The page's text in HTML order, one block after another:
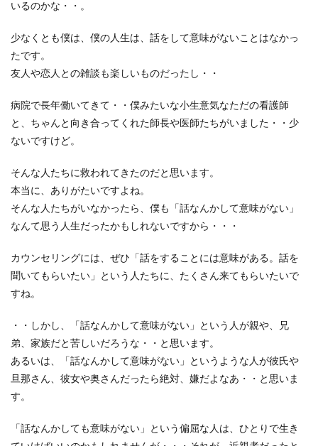
いるのかな・・。
少なくとも僕は、僕の人生は、話をして意味がないことはなかっ
たです。
友人や恋人との雑談も楽しいものだったし・・
病院で長年働いてきて・・僕みたいな小生意気なただの看護師
と、ちゃんと向き合ってくれた師長や医師たちがいました・・少
ないですけど。
そんな人たちに救われてきたのだと思います。
本当に、ありがたいですよね。
そんな人たちがいなかったら、僕も「話なんかして意味がない」
なんて思う人生だったかもしれないですから・・・
カウンセリングには、ぜひ「話をすることには意味がある。話を
聞いてもらいたい」という人たちに、たくさん来てもらいたいで
すね。
・・しかし、「話なんかして意味がない」という人が親や、兄
弟、家族だと苦しいだろうな・・と思います。
あるいは、「話なんかして意味がない」というような人が彼氏や
旦那さん、彼女や奥さんだったら絶対、嫌だよなあ・・と思いま
す。
「話なんかしても意味がない」という偏屈な人は、ひとりで生き